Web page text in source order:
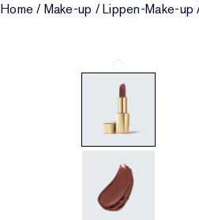
Home / Make-up /Lippen-Make-up